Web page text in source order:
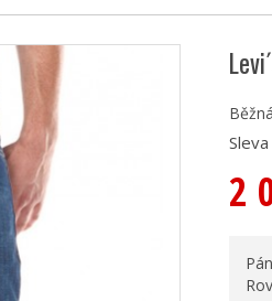
Sleva
2